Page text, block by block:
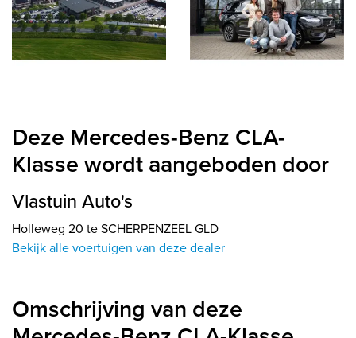
Deze Mercedes-Benz CLA-
Klasse wordt aangeboden door
Vlastuin Auto's
Holleweg 20 te SCHERPENZEEL GLD
Bekijk alle voertuigen van deze dealer
Omschrijving van deze